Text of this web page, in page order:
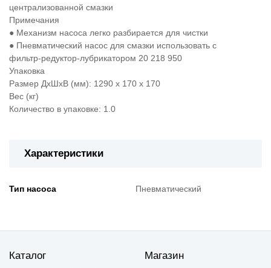
централизованной смазки
Примечания
● Механизм насоса легко разбирается для чистки
● Пневматический насос для смазки использовать с
фильтр-редуктор-лубрикатором 20 218 950
Упаковка
Размер ДхШхВ (мм): 1290 x 170 x 170
Вес (кг)
Количество в упаковке: 1.0
Характеристики
Тип насоса Пневматический
Каталог Магазин